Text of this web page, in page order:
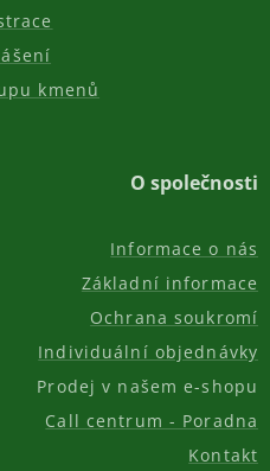
kmenů
O společnosti
Informace o nás
Základní informace
Ochrana soukromí
Individuální objednávky
Prodej v našem e-shopu
Call centrum - Poradna
Kontakt